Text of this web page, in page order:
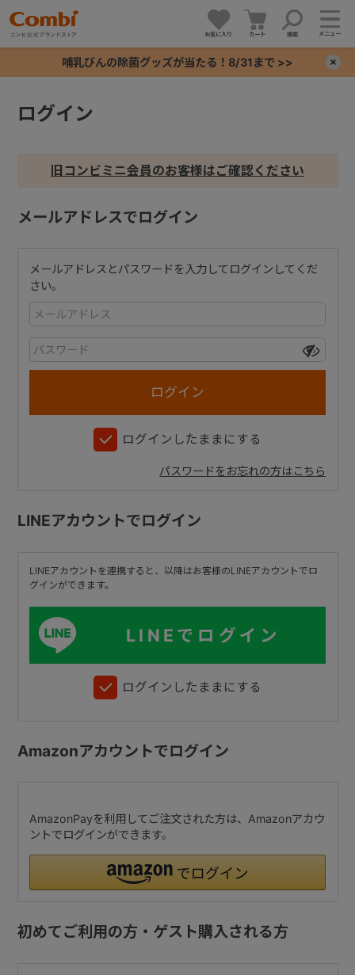
お気に入り カート 検索 メニュー
哺乳びんの除菌グッズが当たる！8/31まで >>
ログイン
旧コンビミニ会員のお客様はご確認ください
メールアドレスでログイン
メールアドレスとパスワードを入力してログインしてくだ
さい。
ログインしたままにする
パスワードをお忘れの方はこちら
LINEアカウントでログイン
LINEアカウントを連携すると、以降はお客様のLINEアカウントでロ
グインができます。
LINEでログイン
ログインしたままにする
Amazonアカウントでログイン
AmazonPayを利用してご注文された方は、Amazonアカウ
ントでログインができます。
初めてご利用の方・ゲスト購入される方